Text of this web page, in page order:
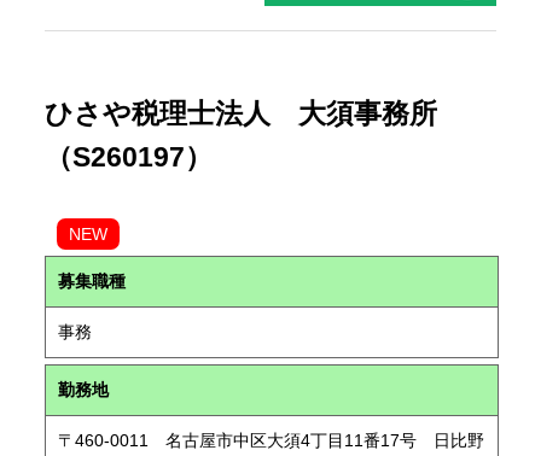
ひさや税理士法人 大須事務所
（S260197）
NEW
募集職種
事務
勤務地
〒460-0011 名古屋市中区大須4丁目11番17号 日比野